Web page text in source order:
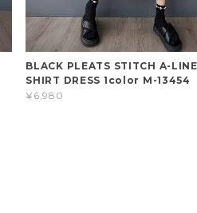
BLACK PLEATS STITCH A-
SHIRT DRESS 1color M-13454
¥6,980